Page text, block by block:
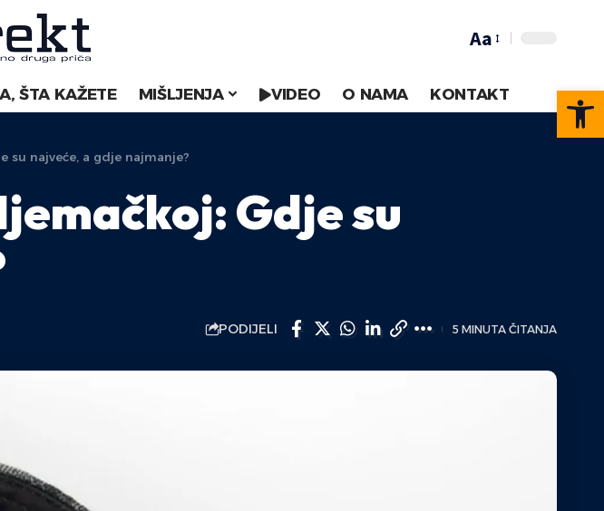
Aa
ŠTA KAŽETE MIŠLJENJA VIDEO O NAMA KONTAKT
su najveće, a gdje najmanje?
Gdje su
PODIJELI 5 MINUTA ČITANJA